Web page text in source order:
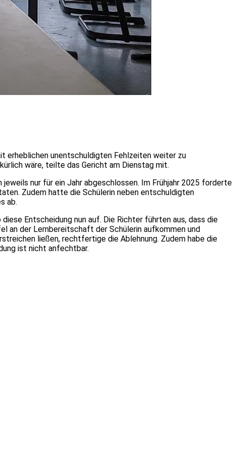
erheblichen unentschuldigten Fehlzeiten weiter zu
wäre, teilte das Gericht am Dienstag mit.
nur für ein Jahr abgeschlossen. Im Frühjahr 2025 forderte
Zudem hatte die Schülerin neben entschuldigten
ab.
Entscheidung nun auf. Die Richter führten aus, dass die
an der Lernbereitschaft der Schülerin aufkommen und
ließen, rechtfertige die Ablehnung. Zudem habe die
ist nicht anfechtbar.